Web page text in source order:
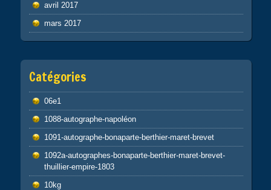
avril 2017
mars 2017
Catégories
06e1
1088-autographe-napoléon
1091-autographe-bonaparte-berthier-maret-brevet
1092a-autographes-bonaparte-berthier-maret-brevet-
thuillier-empire-1803
10kg